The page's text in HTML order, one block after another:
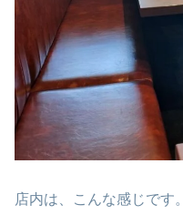
店内は、こんな感じです。